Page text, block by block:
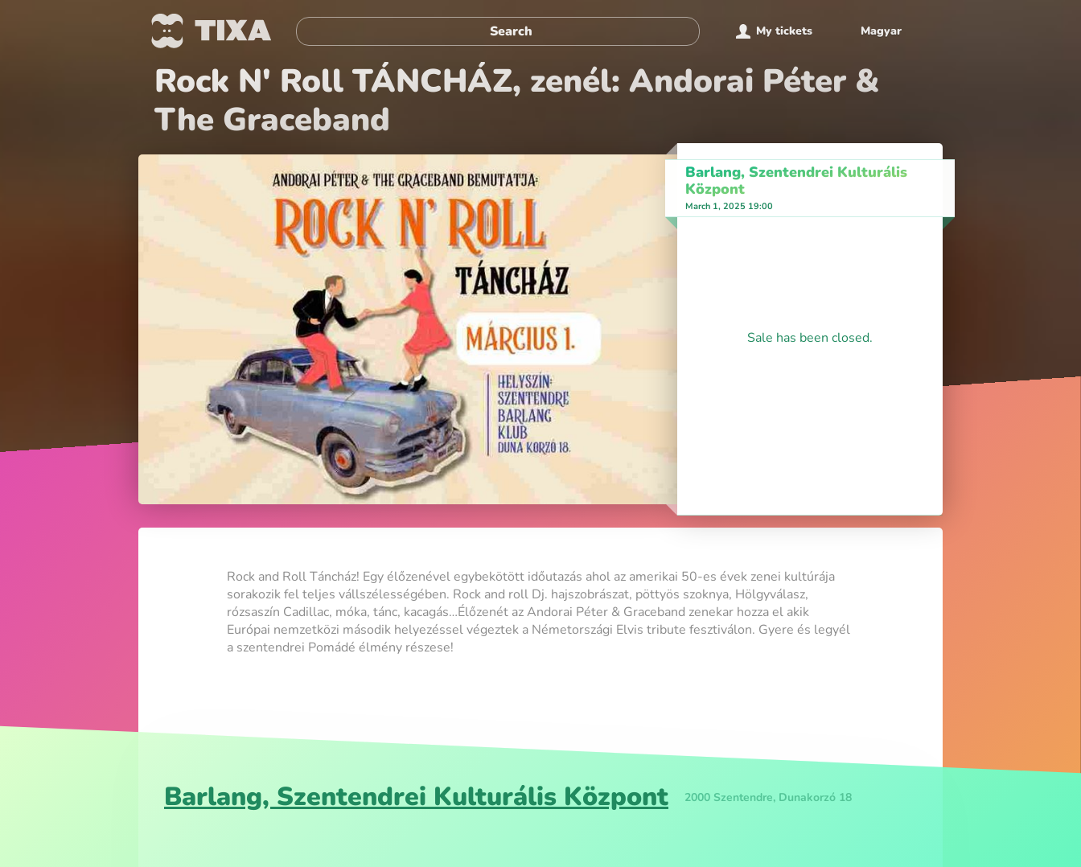
My tickets Magyar
Rock N' Roll TÁNCHÁZ, zenél: Andorai Péter &
The Graceband
Barlang, Szentendrei Kulturális
Központ
March 1, 2025 19:00
Sale has been closed.
Rock and Roll Táncház! Egy élőzenével egybekötött időutazás ahol az amerikai 50-es évek zenei kultúrája
sorakozik fel teljes vállszélességében. Rock and roll Dj. hajszobrászat, pöttyös szoknya, Hölgyválasz,
rózsaszín Cadillac, móka, tánc, kacagás…Élőzenét az Andorai Péter & Graceband zenekar hozza el akik
Európai nemzetközi második helyezéssel végeztek a Németországi Elvis tribute fesztiválon. Gyere és legyél
a szentendrei Pomádé élmény részese!
Barlang, Szentendrei Kulturális Központ 2000 Szentendre, Dunakorzó 18